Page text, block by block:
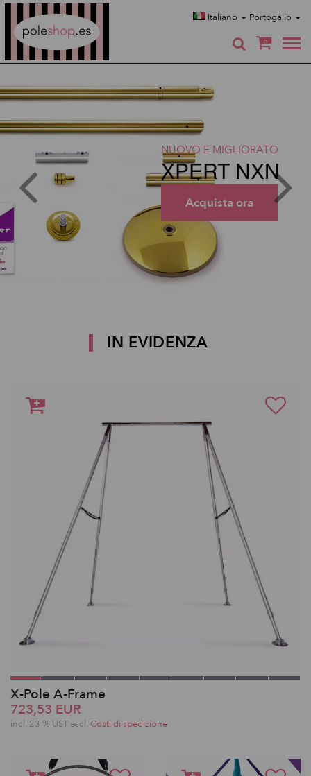
Italiano Portogallo
0
NUOVO E MIGLIORATO
XPERT NXN
Acquista ora
IN EVIDENZA
X-Pole A-Frame
723,53 EUR
incl. 23 % UST escl. Costi di spedizione